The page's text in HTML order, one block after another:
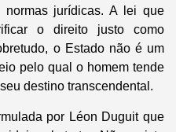
jurídicas. A lei que
o direito justo como
o Estado não é um
pelo qual o homem tende
destino transcendental.
por Léon Duguit que